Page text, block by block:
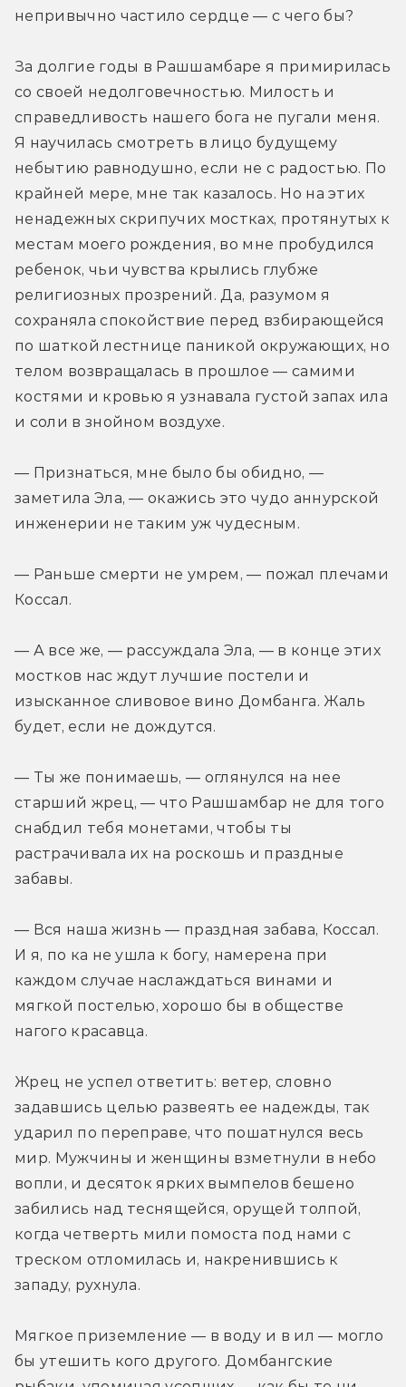
непривычно частило сердце — с чего бы?
За долгие годы в Рашшамбаре я примирилась
со своей недолговечностью. Милость и
справедливость нашего бога не пугали меня.
Я научилась смотреть в лицо будущему
небытию равнодушно, если не с радостью. По
крайней мере, мне так казалось. Но на этих
ненадежных скрипучих мостках, протянутых к
местам моего рождения, во мне пробудился
ребенок, чьи чувства крылись глубже
религиозных прозрений. Да, разумом я
сохраняла спокойствие перед взбирающейся
по шаткой лестнице паникой окружающих, но
телом возвращалась в прошлое — самими
костями и кровью я узнавала густой запах ила
и соли в знойном воздухе.
— Признаться, мне было бы обидно, —
заметила Эла, — окажись это чудо аннурской
инженерии не таким уж чудесным.
— Раньше смерти не умрем, — пожал плечами
Коссал.
— А все же, — рассуждала Эла, — в конце этих
мостков нас ждут лучшие постели и
изысканное сливовое вино Домбанга. Жаль
будет, если не дождутся.
— Ты же понимаешь, — оглянулся на нее
старший жрец, — что Рашшамбар не для того
снабдил тебя монетами, чтобы ты
растрачивала их на роскошь и праздные
забавы.
— Вся наша жизнь — праздная забава, Коссал.
И я, по ка не ушла к богу, намерена при
каждом случае наслаждаться винами и
мягкой постелью, хорошо бы в обществе
нагого красавца.
Жрец не успел ответить: ветер, словно
задавшись целью развеять ее надежды, так
ударил по переправе, что пошатнулся весь
мир. Мужчины и женщины взметнули в небо
вопли, и десяток ярких вымпелов бешено
забились над теснящейся, орущей толпой,
когда четверть мили помоста под нами с
треском отломилась и, накренившись к
западу, рухнула.
Мягкое приземление — в воду и в ил — могло
бы утешить кого другого. Домбангские